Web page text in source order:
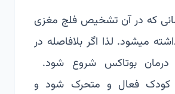
که در آن تشخیص فلج مغزی
میشود. لذا اگر بلافاصله در
بوتاکس شروع شود.
کودک فعال و متحرک شود و